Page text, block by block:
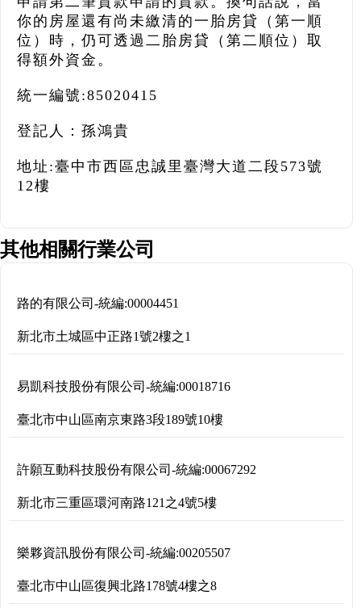
你的房屋還有尚未繳清的一胎房貸（第一順
位）時，仍可透過二胎房貸（第二順位）取
得額外資金。
統一編號:85020415
登記人：孫鴻貴
地址:臺中市西區忠誠里臺灣大道二段573號
12樓
其他相關行業公司
路的有限公司 -統編:00004451
新北市土城區中正路1號2樓之1
易凱科技股份有限公司 -統編:00018716
臺北市中山區南京東路3段189號10樓
許願互動科技股份有限公司 -統編:00067292
新北市三重區環河南路121之4號5樓
樂夥資訊股份有限公司 -統編:00205507
臺北市中山區復興北路178號4樓之8